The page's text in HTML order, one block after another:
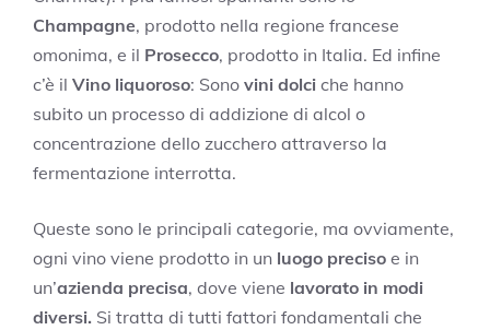
Champagne, prodotto nella regione francese
omonima, e il Prosecco, prodotto in Italia. Ed infine
c’è il Vino liquoroso: Sono vini dolci che hanno
subito un processo di addizione di alcol o
concentrazione dello zucchero attraverso la
fermentazione interrotta.
Queste sono le principali categorie, ma ovviamente,
ogni vino viene prodotto in un luogo preciso e in
un’azienda precisa, dove viene lavorato in modi
diversi. Si tratta di tutti fattori fondamentali che